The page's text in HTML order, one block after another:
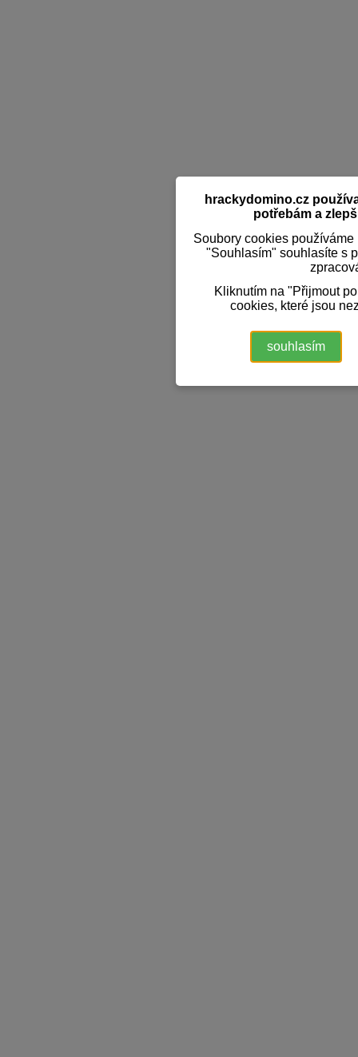
hrackydomino.cz
potřebám a
Soubory cookies
"Souhlasím" souhlasíte s
Kliknutím na "Přijmout
cookies, které jsou
souhlasím